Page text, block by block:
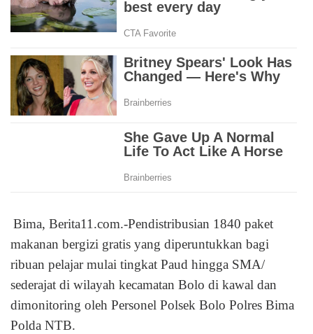
Bima, Berita11.com.-Pendistribusian 1840 paket
makanan bergizi gratis yang diperuntukkan bagi
ribuan pelajar mulai tingkat Paud hingga SMA/
sederajat di wilayah kecamatan Bolo di kawal dan
dimonitoring oleh Personel Polsek Bolo Polres Bima
Polda NTB.